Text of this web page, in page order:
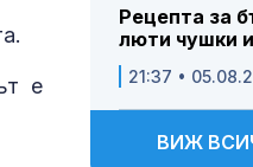
е
Рецепта за
люти чушки
21:37 •
ВИЖ